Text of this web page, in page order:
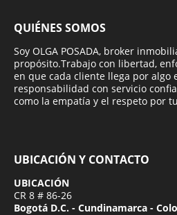
QUIÉNES SOMOS
Soy OLGA POSADA, broker
propósito.Trabajo con libertad,
en que cada cliente llega por algo
responsabilidad con servicio
como la empatía y el respeto por
UBICACIÓN Y CONTACTO
UBICACIÓN
CR 8 # 86-26
Bogotá D.C. - Cundinamarca -